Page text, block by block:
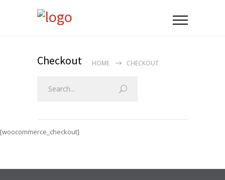
Checkout HOME CHECKOUT
[woocommerce_checkout]